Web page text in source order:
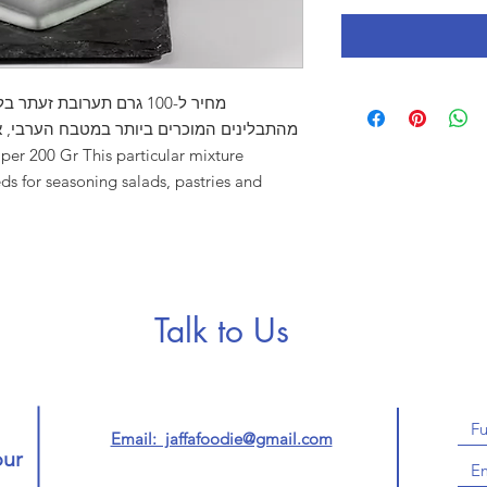
מחיר ל-100 גרם תערובת
מהתבלינים המוכרים ביותר במטבח
for seasoning salads, pastries and
Talk to Us
Email: jaffafoodie@gmail.com